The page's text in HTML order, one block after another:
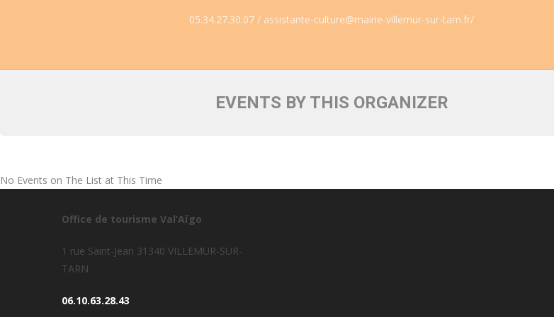
05.34.27.30.07 / assistante-culture@mairie-villemur-sur-tarn.fr/
EVENTS BY THIS ORGANIZER
No Events on The List at This Time
Office de tourisme Val’Aïgo
1 rue Saint-Jean 31340 VILLEMUR-SUR-
TARN
06.10.63.28.43